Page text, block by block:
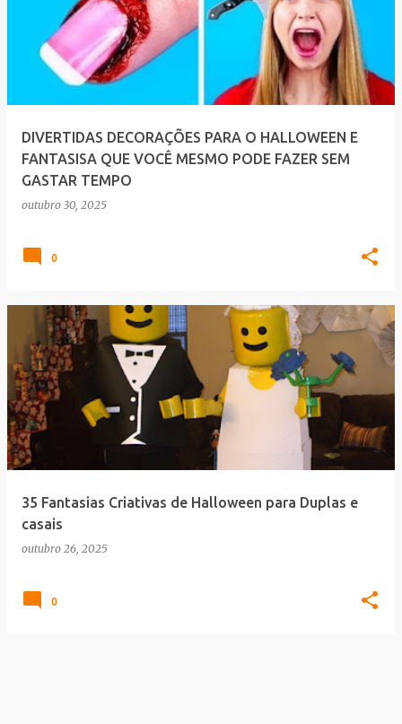
DIVERTIDAS DECORAÇÕES PARA O HALLOWEEN E
FANTASISA QUE VOCÊ MESMO PODE FAZER SEM
GASTAR TEMPO
outubro 30, 2025
0
35 Fantasias Criativas de Halloween para Duplas e
casais
outubro 26, 2025
0